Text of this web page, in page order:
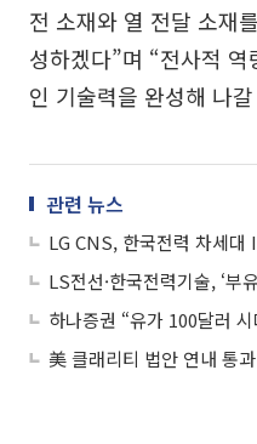
전 소재와 열 전달 소재
성하겠다”며 “전사적
인 기술력을 완성해 나
관련 뉴스